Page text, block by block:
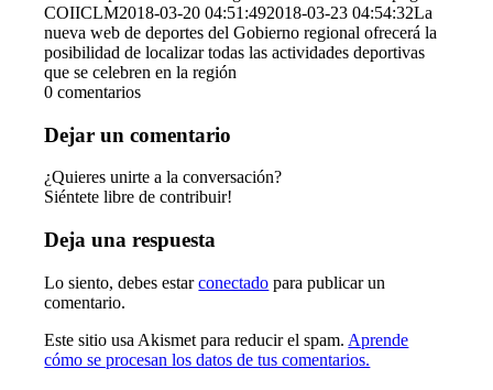
COIICLM2018-03-20 04:51:492018-03-23 04:54:32La
nueva web de deportes del Gobierno regional ofrecerá la
posibilidad de localizar todas las actividades deportivas
que se celebren en la región
0 comentarios
Dejar un comentario
¿Quieres unirte a la conversación?
Siéntete libre de contribuir!
Deja una respuesta
Lo siento, debes estarconectado para publicar un
comentario.
Este sitio usa Akismet para reducir el spam. Aprende
cómo se procesan los datos de tus comentarios.